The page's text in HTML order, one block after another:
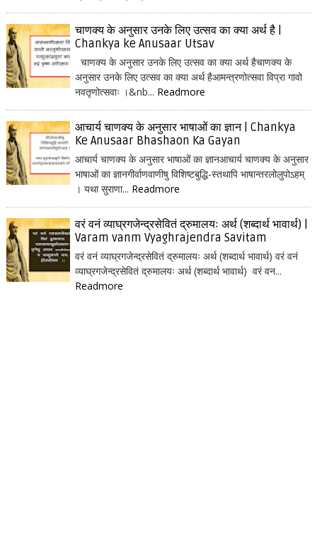
चाणक्य के अनुसार उनके लिए उत्सव का क्या अर्थ है |
Chankya ke Anusaar Utsav
चाणक्य के अनुसार उनके लिए उत्सव का क्या अर्थ हैचाणक्य के
अनुसार उनके लिए उत्सव का क्या अर्थ हैआमन्त्रणोत्सवा विप्रा गावो
नवतृणोत्सवाः ।&nb... Readmore
आचार्य चाणक्य के अनुसार भाषाओं का ज्ञान | Chankya
Ke Anusaar Bhashaon Ka Gayan
आचार्य चाणक्य के अनुसार भाषाओं का ज्ञानआचार्य चाणक्य के अनुसार
भाषाओं का ज्ञानगीर्वाणवाणीषु विशिष्टबुद्धि-स्तथापि भाषान्तरलोलुपोऽहम्
। यथा सुराणा... Readmore
वरं वनं व्याघ्रगजेन्द्रसेवितं द्रुमालयः अर्थ (शब्दार्थ भावार्थ) |
Varam vanm Vyaghrajendra Savitam
वरं वनं व्याघ्रगजेन्द्रसेवितं द्रुमालयः अर्थ (शब्दार्थ भावार्थ) वरं वनं
व्याघ्रगजेन्द्रसेवितं द्रुमालयः अर्थ (शब्दार्थ भावार्थ) वरं वन...
Readmore